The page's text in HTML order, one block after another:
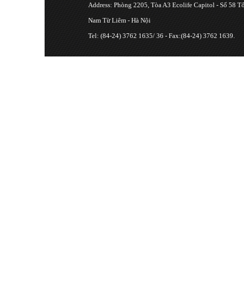
Address: Phòng 2205, Tòa A3 Ecolife Capitol - Số 58
Nam Từ Liêm - Hà Nội
Tel: (84-24) 3762 1635/ 36 - Fax:(84-24) 3762 1639.